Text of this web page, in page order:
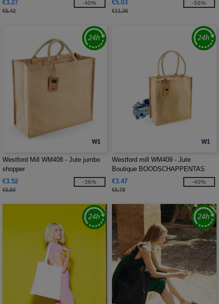
€3.27
€5.42
-40% €5.03
€11.36
-56%
W1
Westford Mill WM408 - Jute jumbo
shopper
€3.52
€5.50
-36%
W1
Westford mill WM409 - Jute
Boutique BOODSCHAPPENTAS
€3.47
€5.78
-40%